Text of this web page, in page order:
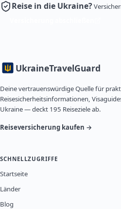
Reise in die Ukraine?
UkraineTravelGuard
Deine vertrauenswürdige Quelle für
Reisesicherheitsinformationen,
Ukraine — deckt 195 Reiseziele ab.
Reiseversicherung kaufen →
SCHNELLZUGRIFFE
Startseite
Länder
Blog